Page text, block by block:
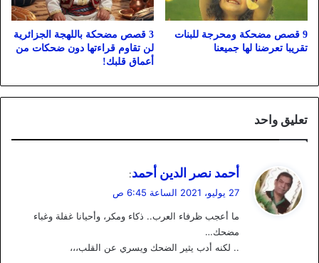
9 قصص مضحكة ومحرجة للبنات
تقريبا تعرضنا لها جميعنا
3 قصص مضحكة باللهجة الجزائرية
لن تقاوم قراءتها دون ضحكات من
أعماق قلبك!
تعليق واحد
ي
ق
ل
أحمد نصر الدين أحمد:
27 يوليو، 2021 الساعة 6:45 ص
ما أعجب ظرفاء العرب.. ذكاء ومكر، وأحيانا غفلة وغباء
مضحك…
.. لكنه أدب يثير الضحك ويسري عن القلب،،،